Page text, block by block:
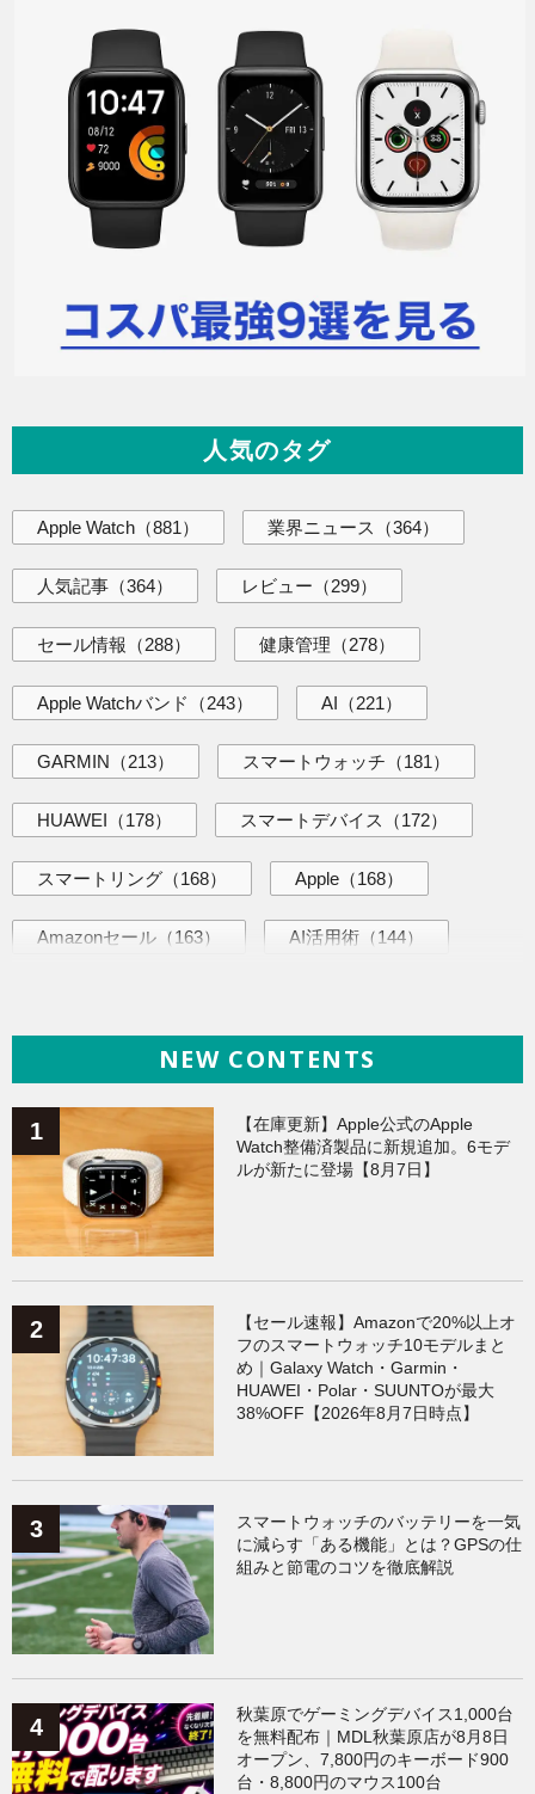
人気のタグ
Apple Watch （881） 業界ニュース （364）
人気記事 （364） レビュー （299）
セール情報 （288） 健康管理 （278）
Apple Watchバンド （243） AI （221）
GARMIN （213） スマートウォッチ （181）
HUAWEI （178） スマートデバイス （172）
スマートリング （168） Apple （168）
Amazonセール （163） AI活用術 （144）
（138） ガジェット（135）
Galaxy（134） ワークアウト （131）
AppleWatchアクセサリー（124） Fitbit （121）
Xiaomi（118）
NEW CONTENTS
【在庫更新】Apple公式のApple
Watch整備済製品に新規追加。6モデ
ルが新たに登場【8月7日】
【セール速報】Amazonで20%以上オ
フのスマートウォッチ10モデルまと
め｜Galaxy Watch・Garmin・
HUAWEI・Polar・SUUNTOが最大
38%OFF【2026年8月7日時点】
スマートウォッチのバッテリーを一気
に減らす「ある機能」とは？GPSの仕
組みと節電のコツを徹底解説
秋葉原でゲーミングデバイス1,000台
を無料配布｜MDL秋葉原店が8月8日
オープン、7,800円のキーボード900
台・8,800円のマウス100台